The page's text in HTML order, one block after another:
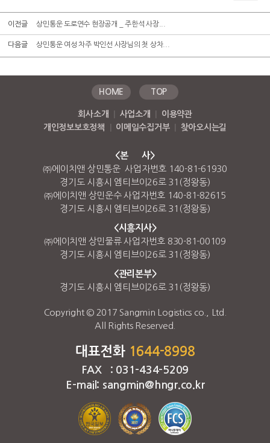
이전글 상민통운 도로연수 현장공개 _ 주한석 사장...
다음글 상민통운 여성 차주 박인선 사장님의 첫 상차...
HOME TOP
회사소개 사업소개
이용약관
개인정보보호정책
이메일수집거부 찾아오시는길
<본 사>
㈜에이치앤 상민통운 사업자번호 140-81-61930
경기도 시흥시 엠티브이26로 31(정왕동)
㈜에이치앤 상민운수 사업자번호 140-81-82615
경기도 시흥시 엠티브이26로 31(정왕동)
<시흥지사>
㈜에이치앤 상민물류 사업자번호 830-81-00109
경기도 시흥시 엠티브이26로 31(정왕동)
<관리본부>
경기도 시흥시 엠티브이26로 31(정왕동)
Copyright © 2017 Sangmin Logistics co., Ltd.
All Rights Reserved.
대표전화 1644-8998
FAX : 031-434-5209
E-mail: sangmin@hngr.co.kr